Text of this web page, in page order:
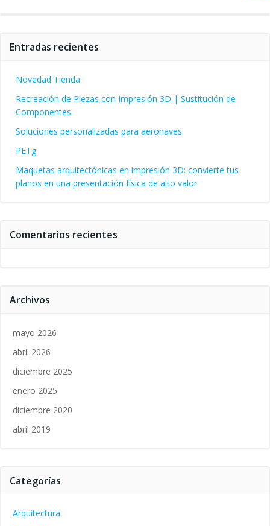
Entradas recientes
Novedad Tienda
Recreación de Piezas con Impresión 3D | Sustitución de
Componentes
Soluciones personalizadas para aeronaves.
PETg
Maquetas arquitectónicas en impresión 3D: convierte tus
planos en una presentación física de alto valor
Comentarios recientes
Archivos
mayo 2026
abril 2026
diciembre 2025
enero 2025
diciembre 2020
abril 2019
Categorías
Arquitectura